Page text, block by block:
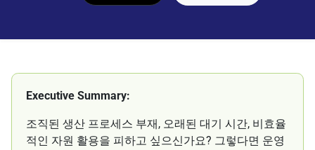
Executive Summary:
조직된 생산 프로세스 부재, 오래된 대기 시간, 비효율
적인 자원 활용을 피하고 싶으신가요? 그렇다면 운영